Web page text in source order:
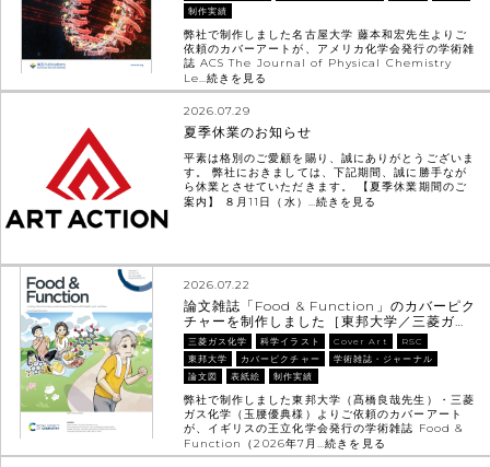
制作実績
弊社で制作しました名古屋大学 藤本和宏先生よりご
依頼のカバーアートが、アメリカ化学会発行の学術雑
誌 ACS The Journal of Physical Chemistry
Le…続きを見る
2026.07.29
夏季休業のお知らせ
平素は格別のご愛顧を賜り、誠にありがとうございま
す。 弊社におきましては、下記期間、誠に勝手なが
ら休業とさせていただきます。 【夏季休業期間のご
案内】 ８月11日（水）…続きを見る
2026.07.22
論文雑誌「Food & Function」のカバーピク
チャーを制作しました［東邦大学／三菱ガ…
三菱ガス化学 科学イラスト Cover Art
RSC
東邦大学
カバーピクチャー
学術雑誌・ジャーナル
論文図
表紙絵 制作実績
弊社で制作しました東邦大学（髙橋良哉先生）・三菱
ガス化学（玉腰優典様）よりご依頼のカバーアート
が、イギリスの王立化学会発行の学術雑誌 Food &
Function（2026年7月…続きを見る